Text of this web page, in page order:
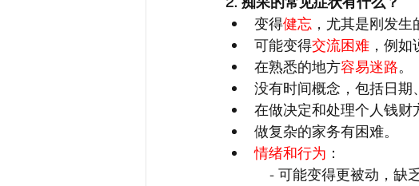
变得健忘 ，尤其是刚发生
可能变得交流困难 ，例如
在熟悉的地方容易迷路。
没有时间概念，包括日期
在做决定和处理个人钱财
做复杂的家务有困难。
情绪和行为 ：
- 可能变得更